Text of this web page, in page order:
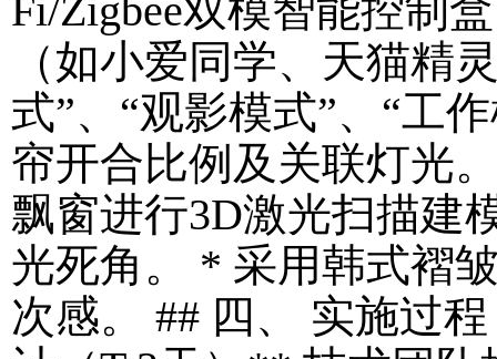
Fi/Zigbee双模智能控制
（如小爱同学、天猫精
式”、“观影模式”、“工
帘开合比例及关联灯光
飘窗进行3D激光扫描建
光死角。 * 采用韩式褶
次感。 ## 四、 实施过